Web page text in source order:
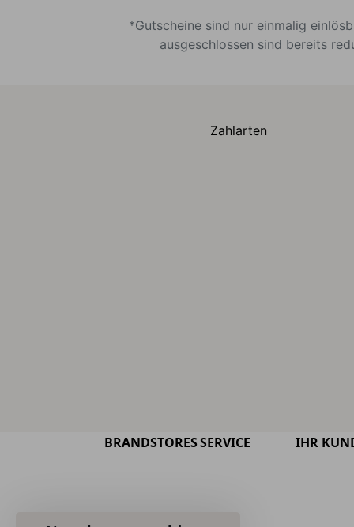
*Gutscheine sind nur einmalig
ausgeschlossen sind bereits
Zahlarten
BRANDSTORESSERVICE IHR